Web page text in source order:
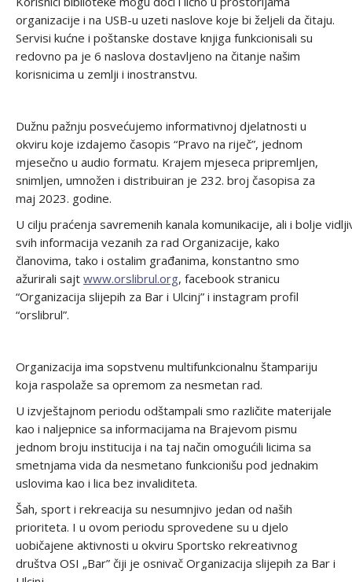
organizacije i na USB-u uzeti naslove koje bi željeli da čitaju.
Servisi kućne i poštanske dostave knjiga funkcionisali su
redovno pa je 6 naslova dostavljeno na čitanje našim
korisnicima u zemlji i inostranstvu.
Dužnu pažnju posvećujemo informativnoj djelatnosti u
okviru koje izdajemo časopis “Pravo na riječ”, jednom
mjesečno u audio formatu. Krajem mjeseca pripremljen,
snimljen, umnožen i distribuiran je 232. broj časopisa za
maj 2023. godine.
U cilju praćenja savremenih kanala komunikacije, ali i bolje
svih informacija vezanih za rad Organizacije, kako
članovima, tako i ostalim građanima, konstantno smo
ažurirali sajt www.orslibrul.org, facebook stranicu
“Organizacija slijepih za Bar i Ulcinj” i instagram profil
“orslibrul”.
Organizacija ima sopstvenu multifunkcionalnu štampariju
koja raspolaže sa opremom za nesmetan rad.
U izvještajnom periodu odštampali smo različite materijale
kao i naljepnice sa informacijama na Brajevom pismu
jednom broju institucija i na taj način omogućili licima sa
smetnjama vida da nesmetano funkcionišu pod jednakim
uslovima kao i lica bez invaliditeta.
Šah, sport i rekreacija su nesumnjivo jedan od naših
prioriteta. I u ovom periodu sprovedene su u djelo
uobičajene aktivnosti u okviru Sportsko rekreativnog
društva OSI „Bar” čiji je osnivač Organizacija slijepih za Bar i